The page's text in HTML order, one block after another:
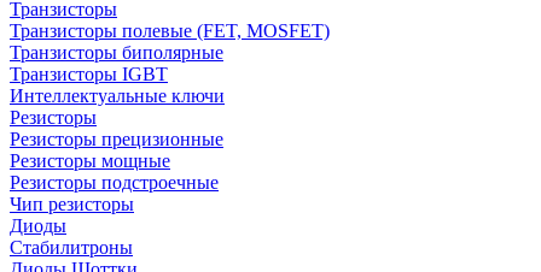
Транзисторы
Транзисторы полевые (FET, MOSFET)
Транзисторы биполярные
Транзисторы IGBT
Интеллектуальные ключи
Резисторы
Резисторы прецизионные
Резисторы мощные
Резисторы подстроечные
Чип резисторы
Диоды
Стабилитроны